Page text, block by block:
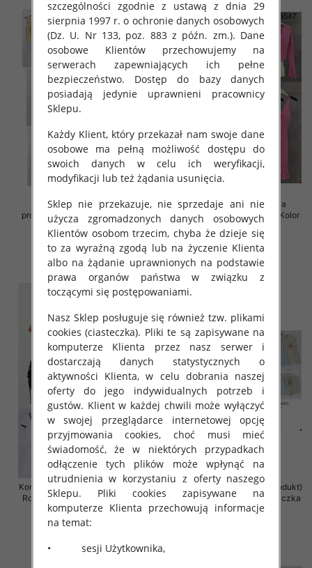
Komplet damskie (Francja
produkt) Roz S/M-M/L, Mix Kolor
.Paczka 6 szt
99.00 zł
szczegóły
Komplet damskie (Francja
produkt) Roz S/M-M/L, Mix Kolor
.Paczka 6 szt
82.00 zł
szczegóły
Komplet damska (Francja produkt)
Roz Standard, Mix Kolor .Paczka
10 szt
65.00 zł
szczegóły
Komplet damska (Francja produkt)
Roz S/M-L/XL, Mix Kolor .Paczka
8 szt
szczególności zgodnie z ustawą z dnia 29
sierpnia 1997 r. o ochronie danych osobowych
(Dz. U. Nr 133, poz. 883 z późn. zm.). Dane
osobowe Klientów przechowujemy na
serwerach zapewniających ich pełne
bezpieczeństwo. Dostęp do bazy danych
posiadają jedynie uprawnieni pracownicy
Sklepu.
Każdy Klient, który przekazał nam swoje dane
osobowe ma pełną możliwość dostępu do
swoich danych w celu ich weryfikacji,
modyfikacji lub też żądania usunięcia.
Sklep nie przekazuje, nie sprzedaje ani nie
użycza zgromadzonych danych osobowych
Klientów osobom trzecim, chyba że dzieje się
to za wyraźną zgodą lub na życzenie Klienta
albo na żądanie uprawnionych na podstawie
prawa organów państwa w związku z
toczącymi się postępowaniami.
Nasz Sklep posługuje się również tzw. plikami
cookies (ciasteczka). Pliki te są zapisywane na
komputerze Klienta przez nasz serwer i
dostarczają danych statystycznych o
aktywności Klienta, w celu dobrania naszej
oferty do jego indywidualnych potrzeb i
gustów. Klient w każdej chwili może wyłączyć
w swojej przeglądarce internetowej opcję
przyjmowania cookies, choć musi mieć
świadomość, że w niektórych przypadkach
odłączenie tych plików może wpłynąć na
utrudnienia w korzystaniu z oferty naszego
Sklepu. Pliki cookies zapisywane na
komputerze Klienta przechowują informacje
na temat:
• sesji Użytkownika,